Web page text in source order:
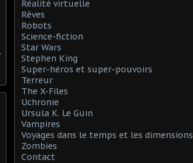
Réalité virtuelle
Rêves
Robots
Science-fiction
Star Wars
Stephen King
Super-héros et super-pouvoirs
Terreur
The X-Files
Uchronie
Ursula K. Le Guin
Vampires
Voyages dans le temps et les dimensions
Zombies
Contact